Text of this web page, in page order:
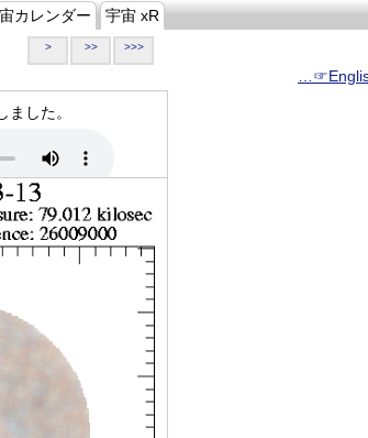
カレンダー 宇宙 xR
> >> >>>
ました。